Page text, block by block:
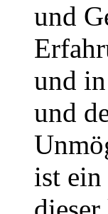
und
und
und
ist